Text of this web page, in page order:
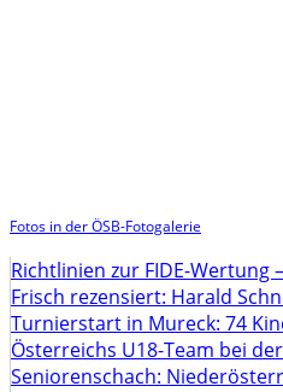
Fotos in der ÖSB-Fotogalerie
Richtlinien zur FIDE-Wertung
Frisch rezensiert: Harald
Turnierstart in Mureck: 74
Österreichs U18-Team bei
Seniorenschach: